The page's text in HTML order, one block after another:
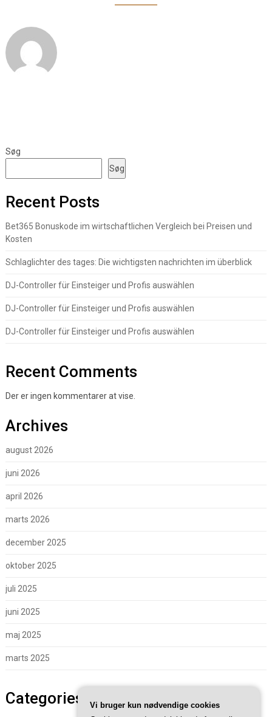
Søg
Søg
Recent Posts
Bet365 Bonuskode im wirtschaftlichen Vergleich bei Preisen und
Kosten
Schlaglichter des tages: Die wichtigsten nachrichten im überblick
DJ-Controller für Einsteiger und Profis auswählen
DJ-Controller für Einsteiger und Profis auswählen
DJ-Controller für Einsteiger und Profis auswählen
Recent Comments
Der er ingen kommentarer at vise.
Archives
august 2026
juni 2026
april 2026
marts 2026
december 2025
oktober 2025
juli 2025
juni 2025
maj 2025
marts 2025
Categories
Vi bruger kun nødvendige cookies